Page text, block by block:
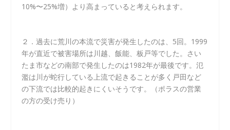
10%〜25%増）より高まっていると考えられます。
２．過去に荒川の本流で災害が発生したのは、5回。1999
年が直近で被害場所は川越、飯能、板戸等でした。さい
たま市などの南部で発生したのは1982年が最後です。氾
濫は川が蛇行している上流で起きることが多く戸田など
の下流では比較的起きにくいそうです。（ポラスの営業
の方の受け売り）